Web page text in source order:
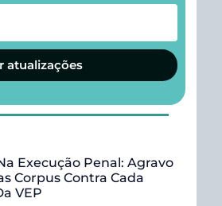
atualizações
Execução Penal: Agravo
Corpus Contra Cada
VEP